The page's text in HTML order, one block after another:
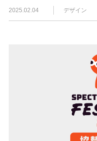
2025.02.04 デザイン